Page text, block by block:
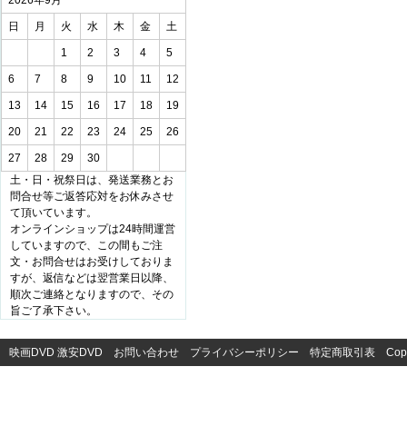
日 月 火 水 木 金 土
1 2 3 4 5
6 7 8 9 10 11 12
13 14 15 16 17 18 19
20 21 22 23 24 25 26
27 28 29
30
土・日・祝祭日は、発送業務とお
問合せ等ご返答応対をお休みさせ
て頂いています。
オンラインショップは24時間運営
していますので、この間もご注
文・お問合せはお受けしておりま
すが、返信などは翌営業日以降、
順次ご連絡となりますので、その
旨ご了承下さい。
映画DVD 激安DVD お問い合わせ プライバシーポリシー 特定商取引表